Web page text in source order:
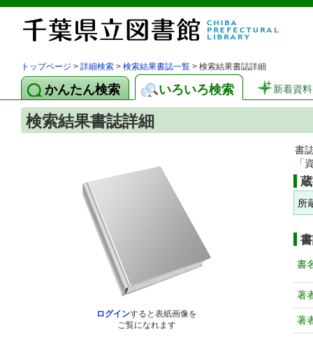
トップページ > 詳細検索 > 検索結果書誌一覧 > 検索結果書誌詳細
かんたん検索 いろいろ検索 新着資料
検索結果書誌詳細
ログインすると表紙画像を
ご覧になれます
書
「
所
書
著
著